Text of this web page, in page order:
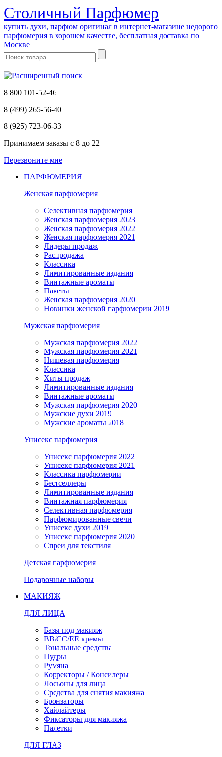
Cтоличный Парфюмер
купить духи, парфюм оригинал в интернет-магазине недорого
парфюмерия в хорошем качестве, бесплатная доставка по
Москве
8 800 101-52-46
8 (499) 265-56-40
8 (925) 723-06-33
Принимаем заказы с 8 до 22
Перезвоните мне
ПАРФЮМЕРИЯ
Женская парфюмерия
Селективная парфюмерия
Женская парфюмерия 2023
Женская парфюмерия 2022
Женская парфюмерия 2021
Лидеры продаж
Распродажа
Классика
Лимитированные издания
Винтажные ароматы
Пакеты
Женская парфюмерия 2020
Новинки женской парфюмерии 2019
Мужская парфюмерия
Мужская парфюмерия 2022
Мужская парфюмерия 2021
Нишевая парфюмерия
Классика
Хиты продаж
Лимитированные издания
Винтажные ароматы
Мужская парфюмерия 2020
Мужские духи 2019
Мужские ароматы 2018
Унисекс парфюмерия
Унисекс парфюмерия 2022
Унисекс парфюмерия 2021
Классика парфюмерии
Бестселлеры
Лимитированные издания
Винтажная парфюмерия
Селективная парфюмерия
Парфюмированные свечи
Унисекс духи 2019
Унисекс парфюмерия 2020
Спреи для текстиля
Детская парфюмерия
Подарочные наборы
МАКИЯЖ
ДЛЯ ЛИЦА
Базы под макияж
BB/CC/EE кремы
Тональные средства
Пудры
Румяна
Корректоры / Консилеры
Лосьоны для лица
Средства для снятия макияжа
Бронзаторы
Хайлайтеры
Фиксаторы для макияжа
Палетки
ДЛЯ ГЛАЗ